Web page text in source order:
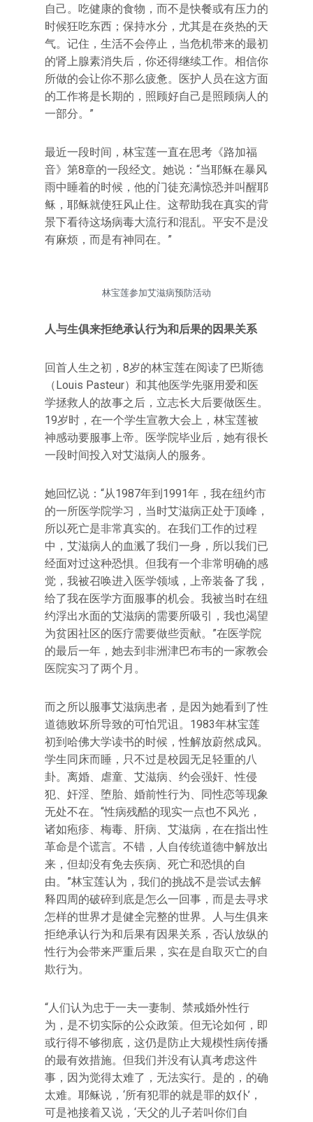
自己。吃健康的食物，而不是快餐或有压力的
时候狂吃东西；保持水分，尤其是在炎热的天
气。记住，生活不会停止，当危机带来的最初
的肾上腺素消失后，你还得继续工作。相信你
所做的会让你不那么疲惫。医护人员在这方面
的工作将是长期的，照顾好自己是照顾病人的
一部分。”
最近一段时间，林宝莲一直在思考《路加福
音》第8章的一段经文。她说：“当耶稣在暴风
雨中睡着的时候，他的门徒充满惊恐并叫醒耶
稣，耶稣就使狂风止住。这帮助我在真实的背
景下看待这场病毒大流行和混乱。平安不是没
有麻烦，而是有神同在。”
林宝莲参加艾滋病预防活动
人与生俱来拒绝承认行为和后果的因果关系
回首人生之初，8岁的林宝莲在阅读了巴斯德
（Louis Pasteur）和其他医学先驱用爱和医
学拯救人的故事之后，立志长大后要做医生。
19岁时，在一个学生宣教大会上，林宝莲被
神感动要服事上帝。医学院毕业后，她有很长
一段时间投入对艾滋病人的服务。
她回忆说：“从1987年到1991年，我在纽约市
的一所医学院学习，当时艾滋病正处于顶峰，
所以死亡是非常真实的。在我们工作的过程
中，艾滋病人的血溅了我们一身，所以我们已
经面对过这种恐惧。但我有一个非常明确的感
觉，我被召唤进入医学领域，上帝装备了我，
给了我在医学方面服事的机会。我被当时在纽
约浮出水面的艾滋病的需要所吸引，我也渴望
为贫困社区的医疗需要做些贡献。”在医学院
的最后一年，她去到非洲津巴布韦的一家教会
医院实习了两个月。
而之所以服事艾滋病患者，是因为她看到了性
道德败坏所导致的可怕咒诅。1983年林宝莲
初到哈佛大学读书的时候，性解放蔚然成风。
学生同床而睡，只不过是校园无足轻重的八
卦。离婚、虐童、艾滋病、约会强奸、性侵
犯、奸淫、堕胎、婚前性行为、同性恋等现象
无处不在。“性病残酷的现实一点也不风光，
诸如疱疹、梅毒、肝病、艾滋病，在在指出性
革命是个谎言。不错，人自传统道德中解放出
来，但却没有免去疾病、死亡和恐惧的自
由。”林宝莲认为，我们的挑战不是尝试去解
释四周的破碎到底是怎么一回事，而是去寻求
怎样的世界才是健全完整的世界。人与生俱来
拒绝承认行为和后果有因果关系，否认放纵的
性行为会带来严重后果，实在是自取灭亡的自
欺行为。
“人们认为忠于一夫一妻制、禁戒婚外性行
为，是不切实际的公众政策。但无论如何，即
或行得不够彻底，这仍是防止大规模性病传播
的最有效措施。但我们并没有认真考虑这件
事，因为觉得太难了，无法实行。是的，的确
太难。耶稣说，‘所有犯罪的就是罪的奴仆’，
可是祂接着又说，‘天父的儿子若叫你们自